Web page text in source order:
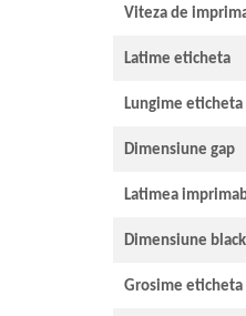
Viteza de
Latime eticheta
Lungime eticheta
Dimensiune gap
Latimea
Dimensiune
Grosime eticheta